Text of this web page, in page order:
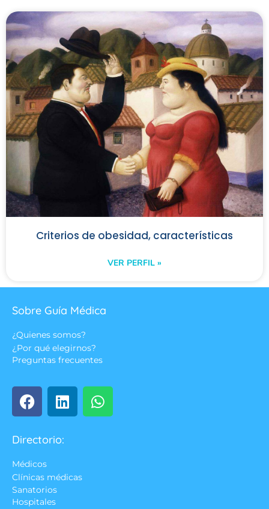
Criterios de obesidad, características
VER PERFIL »
Sobre Guía Médica
¿Quienes somos?
¿Por qué elegirnos?
Preguntas frecuentes
Directorio:
Médicos
Clínicas médicas
Sanatorios
Hospitales